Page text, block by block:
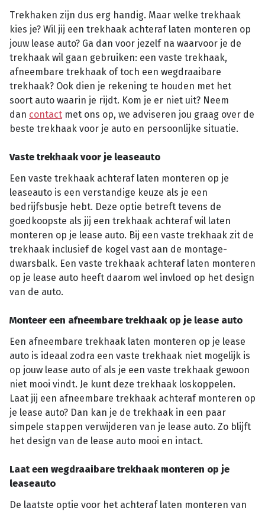
Trekhaken zijn dus erg handig. Maar welke trekhaak
kies je? Wil jij een trekhaak achteraf laten monteren op
jouw lease auto? Ga dan voor jezelf na waarvoor je de
trekhaak wil gaan gebruiken: een vaste trekhaak,
afneembare trekhaak of toch een wegdraaibare
trekhaak? Ook dien je rekening te houden met het
soort auto waarin je rijdt. Kom je er niet uit? Neem
dan contact met ons op, we adviseren jou graag over de
beste trekhaak voor je auto en persoonlijke situatie.
Vaste trekhaak voor je leaseauto
Een vaste trekhaak achteraf laten monteren op je
leaseauto is een verstandige keuze als je een
bedrijfsbusje hebt. Deze optie betreft tevens de
goedkoopste als jij een trekhaak achteraf wil laten
monteren op je lease auto. Bij een vaste trekhaak zit de
trekhaak inclusief de kogel vast aan de montage-
dwarsbalk. Een vaste trekhaak achteraf laten monteren
op je lease auto heeft daarom wel invloed op het design
van de auto.
Monteer een afneembare trekhaak op je lease auto
Een afneembare trekhaak laten monteren op je lease
auto is ideaal zodra een vaste trekhaak niet mogelijk is
op jouw lease auto of als je een vaste trekhaak gewoon
niet mooi vindt. Je kunt deze trekhaak loskoppelen.
Laat jij een afneembare trekhaak achteraf monteren op
je lease auto? Dan kan je de trekhaak in een paar
simpele stappen verwijderen van je lease auto. Zo blijft
het design van de lease auto mooi en intact.
Laat een wegdraaibare trekhaak monteren op je
leaseauto
De laatste optie voor het achteraf laten monteren van